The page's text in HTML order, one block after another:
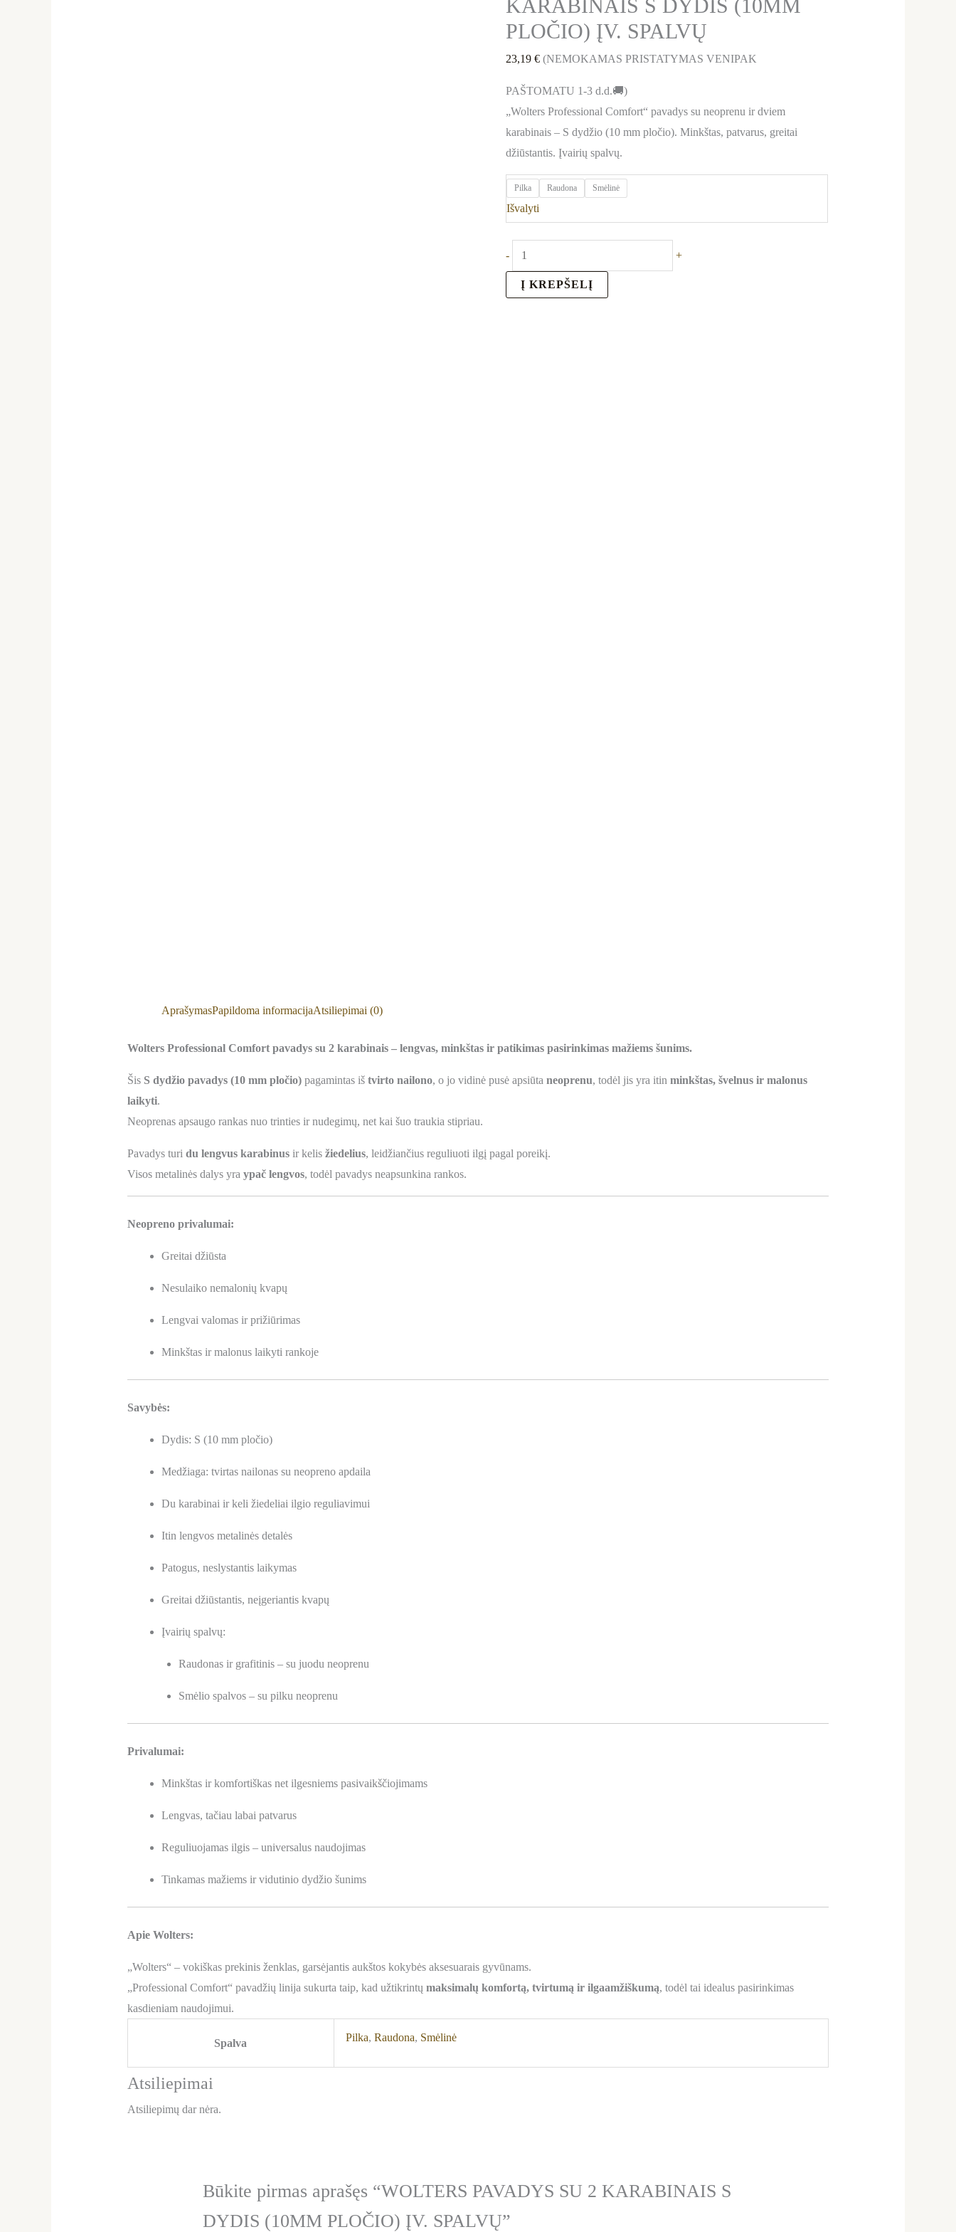
KARABINAIS S DYDIS (10MM
PLOČIO) ĮV. SPALVŲ
23,19€ (NEMOKAMAS PRISTATYMAS VENIPAK
PAŠTOMATU 1-3 d.d.🚚)
„Wolters Professional Comfort“ pavadys su neoprenu ir dviem
karabinais – S dydžio (10 mm pločio). Minkštas, patvarus, greitai
džiūstantis. Įvairių spalvų.
Pilka Raudona Smėlinė
Išvalyti
- +
Į KREPŠELĮ
AprašymasPapildoma informacijaAtsiliepimai (0)
Wolters Professional Comfort pavadys su 2 karabinais – lengvas, minkštas ir patikimas pasirinkimas mažiems šunims.
Šis S dydžio pavadys (10 mm pločio)pagamintas iš tvirto nailono, o jo vidinė pusė apsiūta neoprenu, todėl jis yra itin minkštas, švelnus ir malonus
laikyti.
Neoprenas apsaugo rankas nuo trinties ir nudegimų, net kai šuo traukia stipriau.
Pavadys turi du lengvus karabinusir kelis žiedelius, leidžiančius reguliuoti ilgį pagal poreikį.
Visos metalinės dalys yra ypač lengvos, todėl pavadys neapsunkina rankos.
Neopreno privalumai:
Greitai džiūsta
Nesulaiko nemalonių kvapų
Lengvai valomas ir prižiūrimas
Minkštas ir malonus laikyti rankoje
Savybės:
Dydis: S (10 mm pločio)
Medžiaga: tvirtas nailonas su neopreno apdaila
Du karabinai ir keli žiedeliai ilgio reguliavimui
Itin lengvos metalinės detalės
Patogus, neslystantis laikymas
Greitai džiūstantis, neįgeriantis kvapų
Įvairių spalvų:
Raudonas ir grafitinis – su juodu neoprenu
Smėlio spalvos – su pilku neoprenu
Privalumai:
Minkštas ir komfortiškas net ilgesniems pasivaikščiojimams
Lengvas, tačiau labai patvarus
Reguliuojamas ilgis – universalus naudojimas
Tinkamas mažiems ir vidutinio dydžio šunims
Apie Wolters:
„Wolters“ – vokiškas prekinis ženklas, garsėjantis aukštos kokybės aksesuarais gyvūnams.
„Professional Comfort“ pavadžių linija sukurta taip, kad užtikrintų maksimalų komfortą, tvirtumą ir ilgaamžiškumą, todėl tai idealus pasirinkimas
kasdieniam naudojimui.
Spalva Pilka, Raudona, Smėlinė
Atsiliepimai
Atsiliepimų dar nėra.
Būkite pirmas aprašęs “WOLTERS PAVADYS SU 2 KARABINAIS S
DYDIS (10MM PLOČIO) ĮV. SPALVŲ”